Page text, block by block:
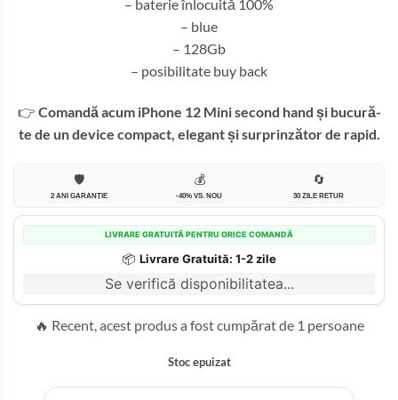
– baterie înlocuită 100%
– blue
– 128Gb
– posibilitate buy back
👉 Comandă acum iPhone 12 Mini second hand și bucură-
te de un device compact, elegant și surprinzător de rapid.
🛡️
2 ANI GARANȚIE
💰
-40% VS. NOU
🔄
30 ZILE RETUR
LIVRARE GRATUITĂ PENTRU ORICE COMANDĂ
📦 Livrare Gratuită: 1-2 zile
Se verifică disponibilitatea...
🔥 Recent, acest produs a fost cumpărat de 1 persoane
Stoc epuizat